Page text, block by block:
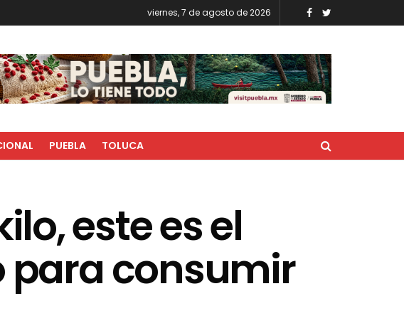
viernes, 7 de agosto de 2026
PUEBLA TOLUCA
este es el
para consumir